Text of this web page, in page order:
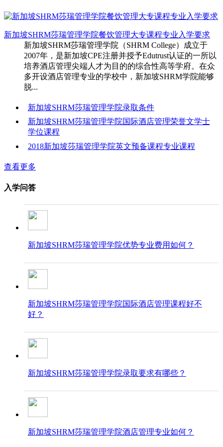
新加坡SHRM莎瑞管理学院餐饮管理大专课程专业入学要求
新加坡SHRM莎瑞管理学院（SHRM College）成立于
2007年，是新加坡CPE注册并授予Edutrust认证的一所以
培养酒店管理尖端人才为目的的综合性高等学府。在众
多开设酒店管理专业的学校中，新加坡SHRM学院能够
脱...
新加坡SHRM莎瑞管理学院录取条件
新加坡SHRM莎瑞管理学院国际酒店管理荣誉文学士
学位课程
2018新加坡莎瑞管理学院英文预备课程专业课程
查看更多
入学问答
新加坡SHRM莎瑞管理学院优势专业费用如何？
新加坡SHRM莎瑞管理学院国际酒店管理课程好不
好？
新加坡SHRM莎瑞管理学院录取要求​​​​​​​有哪些？
新加坡SHRM莎瑞管理学院酒店管理专业如何？